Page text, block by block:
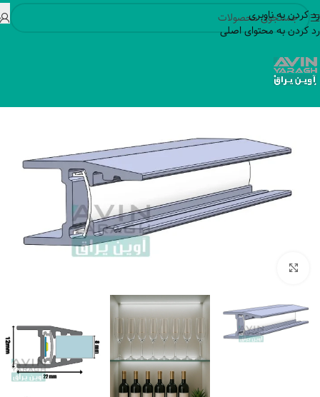
رد کردن به ناوبری
رد کردن به محتوای اصلی